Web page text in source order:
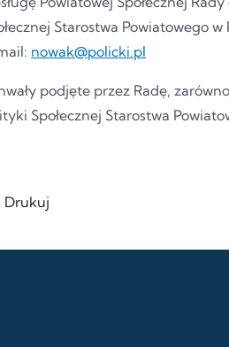
Starostwa Powiatowego
nowak@policki.pl
podjęte przez Radę,
Społecznej Starostwa
Drukuj